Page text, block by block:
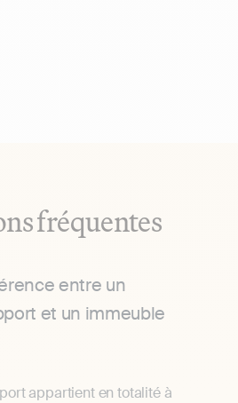
fréquentes
entre un
et un immeuble
appartient en totalité à